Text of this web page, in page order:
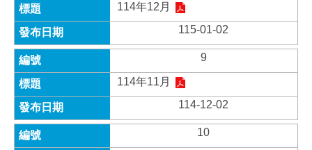
114年12月
115-01-02
9
114年11月
114-12-02
10